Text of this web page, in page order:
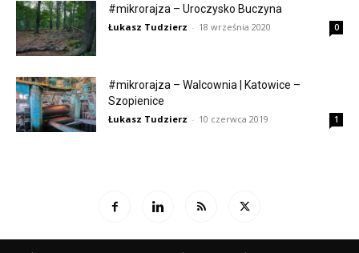
#mikrorajza – Uroczysko Buczyna
Łukasz Tudzierz - 18 września 2020 0
#mikrorajza – Walcownia | Katowice –
Szopienice
Łukasz Tudzierz - 10 czerwca 2019 1